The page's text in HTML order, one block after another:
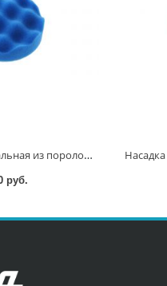
Насадка полировальная из поролона 125мм (волнистая, синяя) D-62636 D-62636
руб.